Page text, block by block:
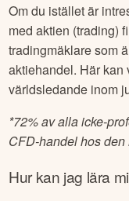
Om du istället är
med aktien (trading)
tradingmäklare som
aktiehandel. Här kan
världsledande inom
*72% av alla icke-
CFD-handel hos
Hur kan jag lära